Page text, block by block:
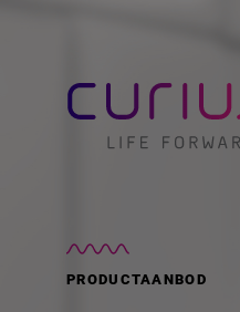
PRODUCTAANBOD